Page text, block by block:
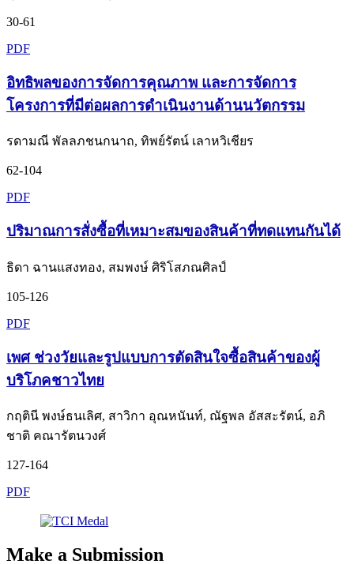
30-61
PDF
อิทธิพลของการจัดการคุณภาพ และการจัดการ
โครงการที่มีต่อผลการดำเนินงานด้านนวัตกรรม
รดามณี พัลลภชนกนาถ, ทิพย์รัตน์ เลาหวิเชียร
62-104
PDF
ปริมาณการสั่งซื้อที่เหมาะสมของสินค้าที่ทดแทนกันได้
ธิดา ฉานแสงทอง, สมพงษ์ ศิริโสภณศิลป์
105-126
PDF
เพศ ช่วงวัยและรูปแบบการตัดสินใจซื้อสินค้าของผู้
บริโภคชาวไทย
กฤตินี พงษ์ธนเลิศ, สาวิกา อุณหนันท์, ณัฐพล อัสสะรัตน์, อภิ
ชาติ คณารัตนวงศ์
127-164
PDF
Make a Submission